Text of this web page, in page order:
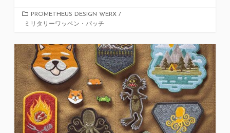
カ
テ
リ
ー
PROMETHEUS DESIGN WERX /
ミリタリーワッペン・パッチ